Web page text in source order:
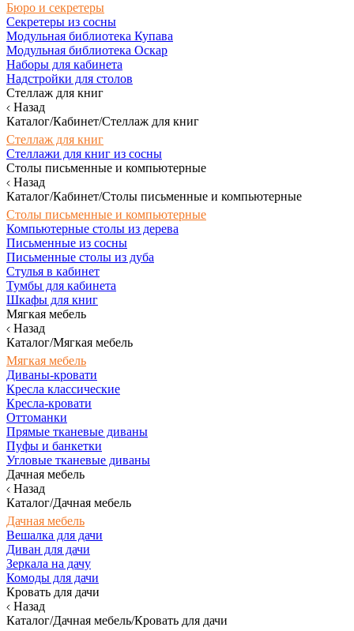
Бюро и секретеры
Секретеры из сосны
Модульная библиотека Купава
Модульная библиотека Оскар
Наборы для кабинета
Надстройки для столов
Стеллаж для книг
Назад
Каталог/Кабинет/Стеллаж для книг
Стеллаж для книг
Стеллажи для книг из сосны
Столы письменные и компьютерные
Назад
Каталог/Кабинет/Столы письменные и компьютерные
Столы письменные и компьютерные
Компьютерные столы из дерева
Письменные из сосны
Письменные столы из дуба
Стулья в кабинет
Тумбы для кабинета
Шкафы для книг
Мягкая мебель
Назад
Каталог/Мягкая мебель
Мягкая мебель
Диваны-кровати
Кресла классические
Кресла-кровати
Оттоманки
Прямые тканевые диваны
Пуфы и банкетки
Угловые тканевые диваны
Дачная мебель
Назад
Каталог/Дачная мебель
Дачная мебель
Вешалка для дачи
Диван для дачи
Зеркала на дачу
Комоды для дачи
Кровать для дачи
Назад
Каталог/Дачная мебель/Кровать для дачи